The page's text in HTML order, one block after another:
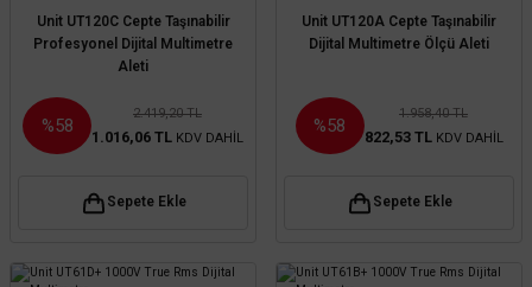
Unit UT120C Cepte Taşınabilir
Profesyonel Dijital Multimetre
Aleti
%58
2.419,20 TL
1.016,06 TL KDV DAHİL
Sepete Ekle
Unit UT120A Cepte Taşınabilir
Dijital Multimetre Ölçü Aleti
%58
1.958,40 TL
822,53 TL KDV DAHİL
Sepete Ekle